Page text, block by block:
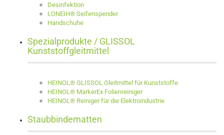
Desinfektion
LONEIH® Seifenspender
Handschuhe
Spezialprodukte / GLISSOL
Kunststoffgleitmittel
HEINOL® GLISSOL Gleitmittel für Kunststoffe
HEINOL® MarkerEx Folienreiniger
HEINOL® Reiniger für die Elektroindustrie
Staubbindematten